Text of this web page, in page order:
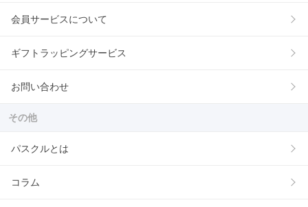
会員サービスについて
ギフトラッピングサービス
お問い合わせ
その他
パスクルとは
コラム